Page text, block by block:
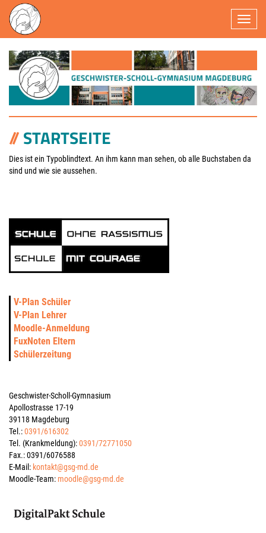
STARTSEITE
Dies ist ein Typoblindtext. An ihm kann man sehen, ob alle Buchstaben da
sind und wie sie aussehen.
V-Plan Schüler
V-Plan Lehrer
Moodle-Anmeldung
FuxNoten Eltern
Schülerzeitung
Geschwister-Scholl-Gymnasium
Apollostrasse 17-19
39118 Magdeburg
Tel.:0391/616302
Tel. (Krankmeldung):0391/72771050
Fax.: 0391/6076588
E-Mail: kontakt@gsg-md.de
Moodle-Team: moodle@gsg-md.de